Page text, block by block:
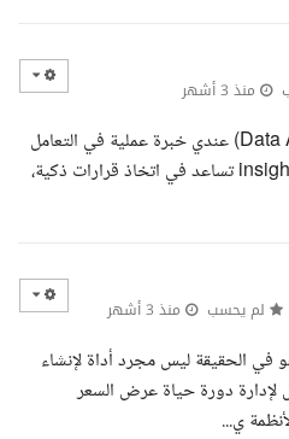
منذ 3 أشهر
أنا مهندس تحليل بيانات (Data Analyst) عندي خبرة عملية في التعامل
مع البيانات وتحليلها واستخراج insights تساعد في اتخاذ قرارات ذكية،
لم يحسب منذ 3 أشهر
الحقيقة ليس مجرد أداة لإنشاء
دورة حياة عرض السعر
ي...